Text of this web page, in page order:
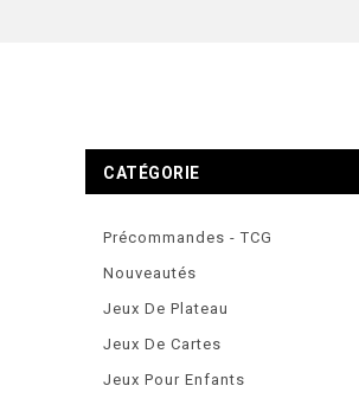
CATÉGORIE
Précommandes - TCG
Nouveautés
Jeux De Plateau
Jeux De Cartes
Jeux Pour Enfants